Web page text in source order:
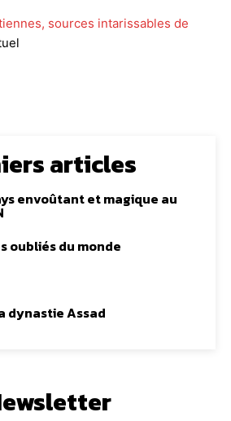
sources intarissables de
articles
envoûtant et magique au
oubliés du monde
dynastie Assad